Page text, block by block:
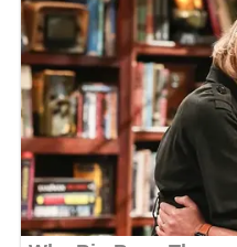
« Je me demande
arrondissement. Je me
qu’on ne peut pas
les âmes sensibles, ne
enfants à côté, il ne
que je vais vous montrer
Et ça se passe dans le
déclare-t-il dans la vidéo.